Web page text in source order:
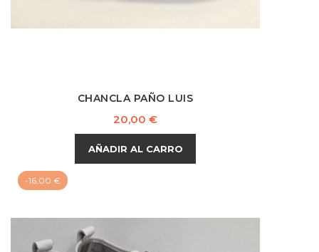
CHANCLA PAÑO LUIS
Precio
20,00 €
AÑADIR AL CARRO
-16,00 €